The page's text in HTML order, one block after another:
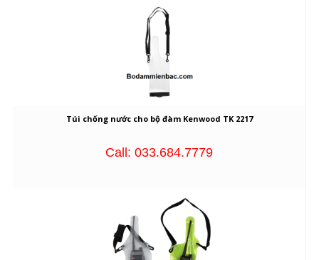
Túi chống nước cho bộ đàm Kenwood TK 2217
Call: 033.684.7779